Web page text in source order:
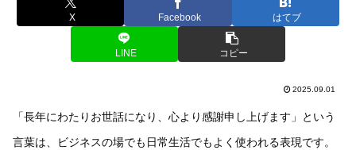
X Facebook はてブ
LINE コピー
2025.09.01
「長年にわたりお世話になり、心より感謝申し上げます」という
言葉は、ビジネスの場でも日常生活でもよく使われる表現です。